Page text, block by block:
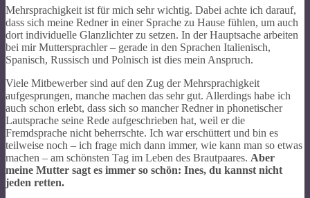
Mehrsprachigkeit ist für mich sehr wichtig. Dabei achte ich darauf,
dass sich meine Redner in einer Sprache zu Hause fühlen, um auch
dort individuelle Glanzlichter zu setzen. In der Hauptsache arbeiten
bei mir Muttersprachler – gerade in den Sprachen Italienisch,
Spanisch, Russisch und Polnisch ist dies mein Anspruch.
Viele Mitbewerber sind auf den Zug der Mehrsprachigkeit
aufgesprungen, manche machen das sehr gut. Allerdings habe ich
auch schon erlebt, dass sich so mancher Redner in phonetischer
Lautsprache seine Rede aufgeschrieben hat, weil er die
Fremdsprache nicht beherrschte. Ich war erschüttert und bin es
teilweise noch – ich frage mich dann immer, wie kann man so etwas
machen – am schönsten Tag im Leben des Brautpaares. Aber
meine Mutter sagt es immer so schön: Ines, du kannst nicht
jeden retten.